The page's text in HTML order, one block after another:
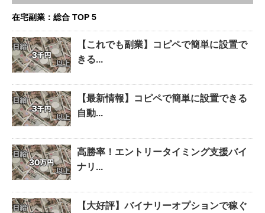
在宅副業：総合 TOP 5
【これでも副業】コピペで簡単に設置で
きる...
【最新情報】コピペで簡単に設置できる
自動...
高勝率！エントリータイミング支援バイ
ナリ...
【大好評】バイナリーオプションで稼ぐ